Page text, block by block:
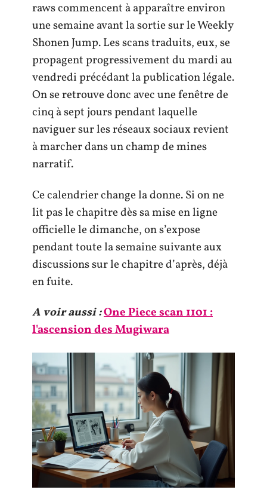
raws commencent à apparaître environ
une semaine avant la sortie sur le Weekly
Shonen Jump. Les scans traduits, eux, se
propagent progressivement du mardi au
vendredi précédant la publication légale.
On se retrouve donc avec une fenêtre de
cinq à sept jours pendant laquelle
naviguer sur les réseaux sociaux revient
à marcher dans un champ de mines
narratif.
Ce calendrier change la donne. Si on ne
lit pas le chapitre dès sa mise en ligne
officielle le dimanche, on s’expose
pendant toute la semaine suivante aux
discussions sur le chapitre d’après, déjà
en fuite.
A voir aussi :One Piece scan 1101 :
l'ascension des Mugiwara